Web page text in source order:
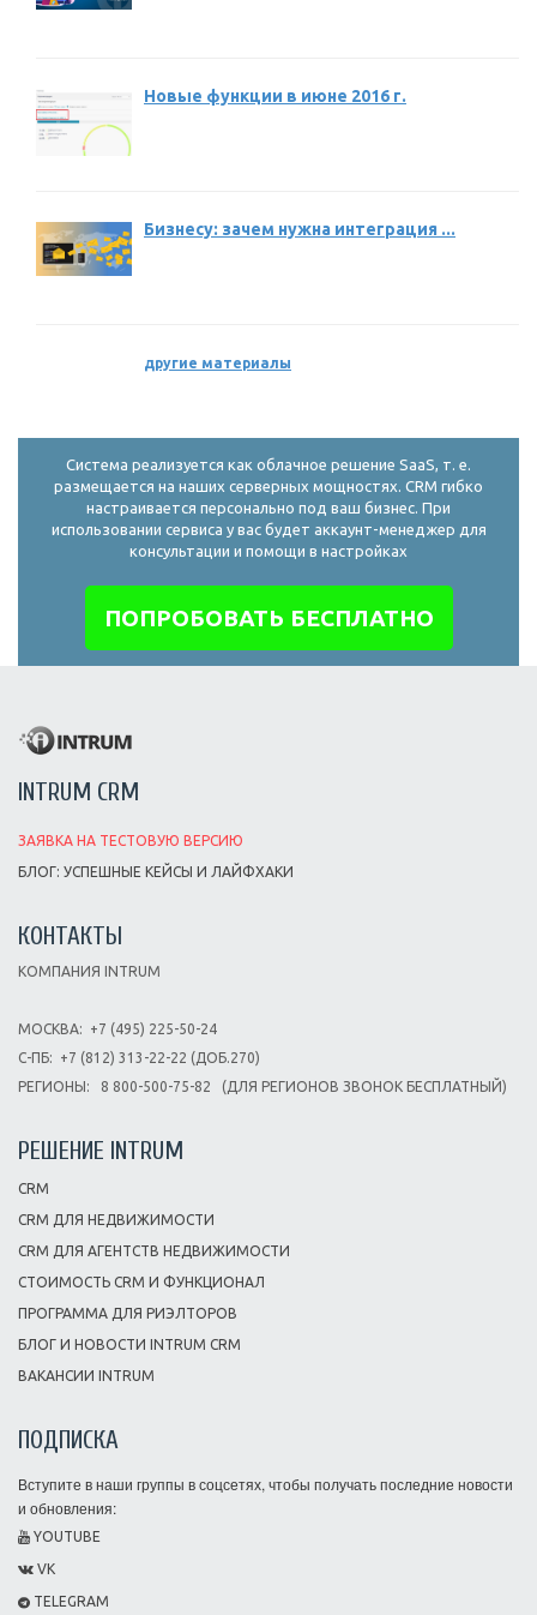
Новые функции в июне 2016 г.
Бизнесу: зачем нужна интеграция ...
другие материалы
Система реализуется как облачное решение SaaS, т. е.
размещается на наших серверных мощностях. CRM гибко
настраивается персонально под ваш бизнес. При
использовании сервиса у вас будет аккаунт-менеджер для
консультации и помощи в настройках
ПОПРОБОВАТЬ БЕСПЛАТНО
INTRUM CRM
ЗАЯВКА НА ТЕСТОВУЮ ВЕРСИЮ
БЛОГ: УСПЕШНЫЕ КЕЙСЫ И ЛАЙФХАКИ
КОНТАКТЫ
КОМПАНИЯ INTRUM
МОСКВА:
+7 (495) 225-50-24
С-ПБ:
+7 (812) 313-22-22 (ДОБ.270)
РЕГИОНЫ:
8 800-500-75-82 (ДЛЯ РЕГИОНОВ ЗВОНОК БЕСПЛАТНЫЙ)
РЕШЕНИЕ INTRUM
CRM
CRM ДЛЯ НЕДВИЖИМОСТИ
CRM ДЛЯ АГЕНТСТВ НЕДВИЖИМОСТИ
СТОИМОСТЬ CRM И ФУНКЦИОНАЛ
ПРОГРАММА ДЛЯ РИЭЛТОРОВ
БЛОГ И НОВОСТИ INTRUM CRM
ВАКАНСИИ INTRUM
ПОДПИСКА
Вступите в наши группы в соцсетях, чтобы получать последние новости
и обновления:
YOUTUBE
VK
TELEGRAM